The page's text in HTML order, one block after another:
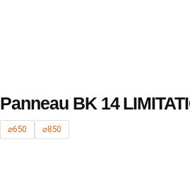
Panneau BK 14
⌀650 ⌀850